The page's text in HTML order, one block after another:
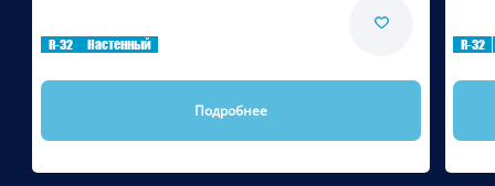
R-32 Настенный
Подробнее
R-32